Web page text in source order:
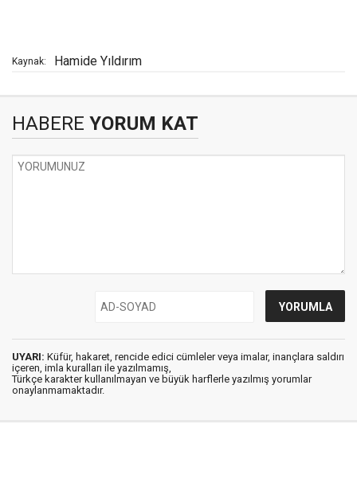
Kaynak: Hamide Yıldırım
HABERE YORUM KAT
UYARI: Küfür, hakaret, rencide edici cümleler veya imalar, inançlara saldırı
içeren, imla kuralları ile yazılmamış,
Türkçe karakter kullanılmayan ve büyük harflerle yazılmış yorumlar
onaylanmamaktadır.